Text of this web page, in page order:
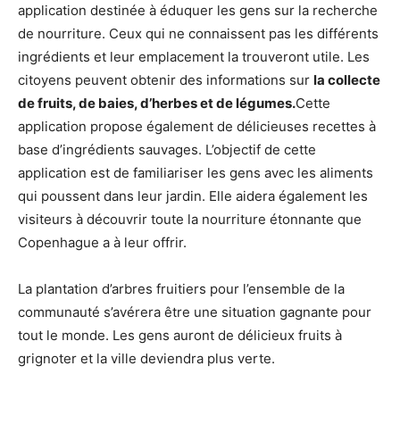
application destinée à éduquer les gens sur la recherche
de nourriture. Ceux qui ne connaissent pas les différents
ingrédients et leur emplacement la trouveront utile. Les
citoyens peuvent obtenir des informations sur la collecte
de fruits, de baies, d’herbes et de légumes.Cette
application propose également de délicieuses recettes à
base d’ingrédients sauvages. L’objectif de cette
application est de familiariser les gens avec les aliments
qui poussent dans leur jardin. Elle aidera également les
visiteurs à découvrir toute la nourriture étonnante que
Copenhague a à leur offrir.
La plantation d’arbres fruitiers pour l’ensemble de la
communauté s’avérera être une situation gagnante pour
tout le monde. Les gens auront de délicieux fruits à
grignoter et la ville deviendra plus verte.